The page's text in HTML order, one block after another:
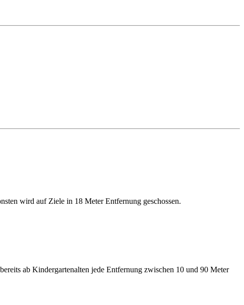
wird auf Ziele in 18 Meter Entfernung geschossen.
ab Kindergartenalten jede Entfernung zwischen 10 und 90 Meter